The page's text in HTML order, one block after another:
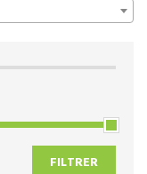
FILTRER